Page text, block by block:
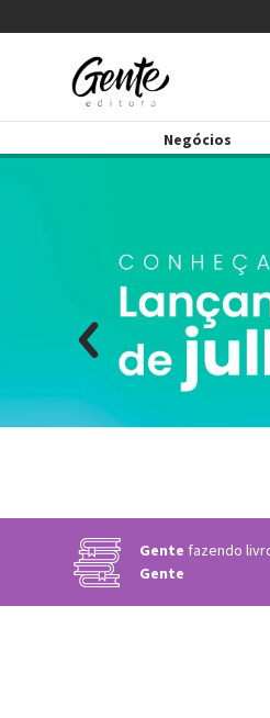
Negócios
Gente fazendo
Gente